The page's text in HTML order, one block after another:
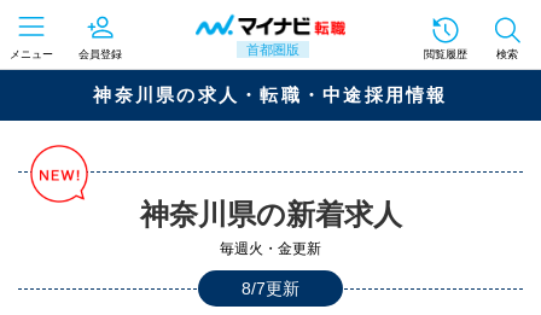
首都圏版
メニュー 会員登録 閲覧履歴 検索
神奈川県の求人・転職・中途採用情報
神奈川県の新着求人
毎週火・金更新
8/7更新